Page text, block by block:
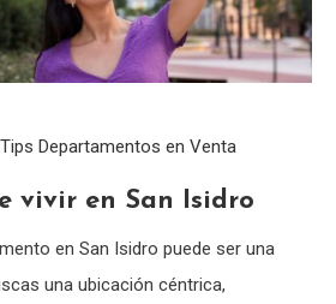
Tips Departamentos en Venta
vivir en San Isidro
en San Isidro puede ser una
una ubicación céntrica,